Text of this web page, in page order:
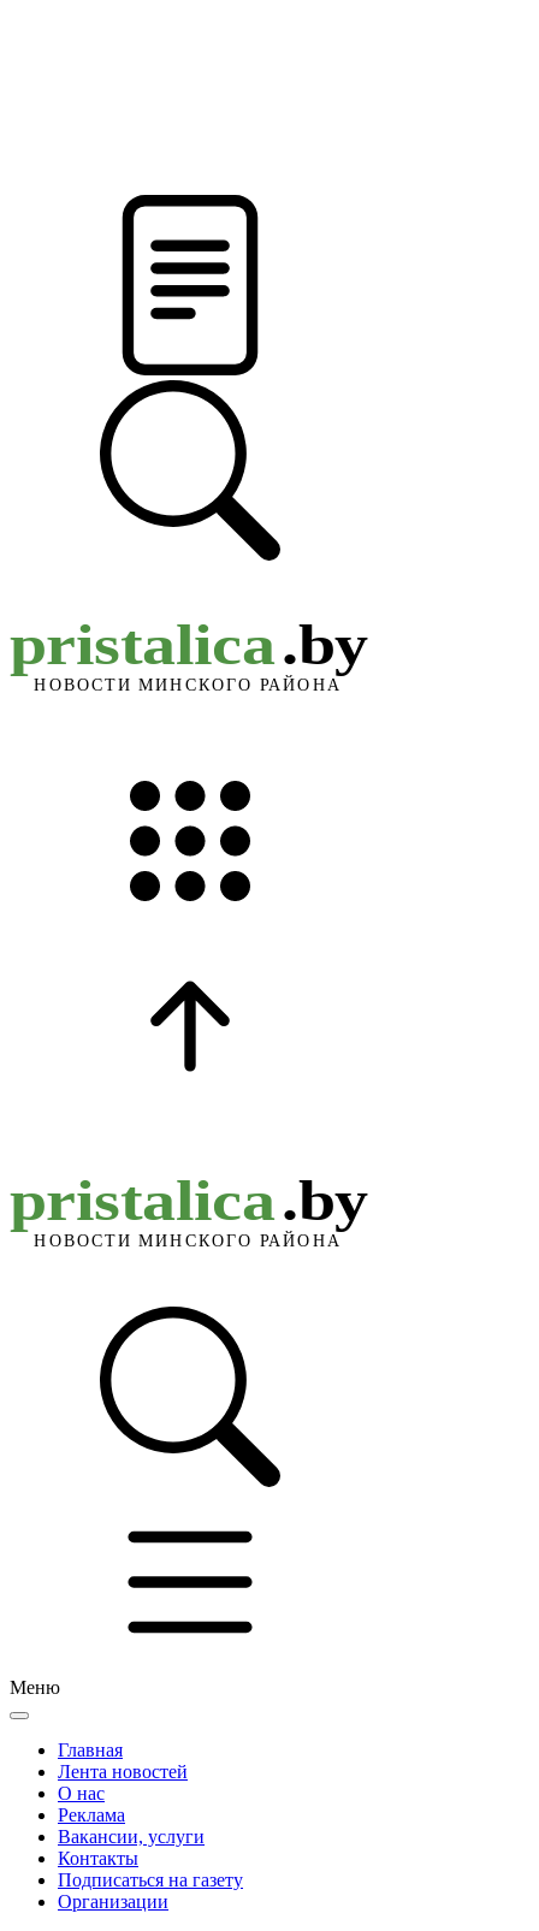
Меню
Главная
Лента новостей
О нас
Реклама
Вакансии, услуги
Контакты
Подписаться на газету
Организации